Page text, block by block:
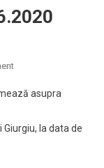
On
De
–
asupra
la data de